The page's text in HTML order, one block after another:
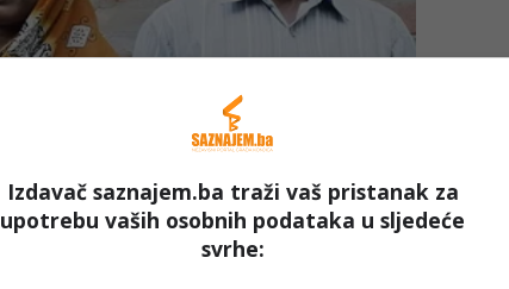
Izdavač saznajem.ba traži vaš pristanak za
upotrebu vaših osobnih podataka u sljedeće
svrhe: